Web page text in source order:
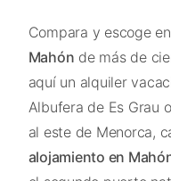
Compara y escoge
Mahón de más de
aquí un alquiler
Albufera de Es Grau
al este de Menorca,
alojamiento en